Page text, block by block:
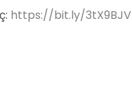
https://bit.ly/3tX9BJV